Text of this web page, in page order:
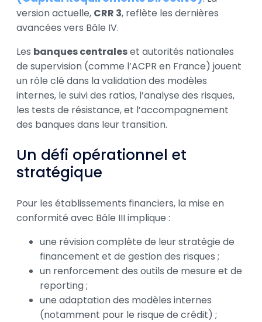
version actuelle, CRR 3, reflète les dernières
avancées vers Bâle IV.
Les banques centraleset autorités nationales
de supervision (comme l’ACPR en France) jouent
un rôle clé dans la validation des modèles
internes, le suivi des ratios, l’analyse des risques,
les tests de résistance, et l’accompagnement
des banques dans leur transition.
Un défi opérationnel et
stratégique
Pour les établissements financiers, la mise en
conformité avec Bâle III implique :
une révision complète de leur stratégie de
financement et de gestion des risques ;
un renforcement des outils de mesure et de
reporting ;
une adaptation des modèles internes
(notamment pour le risque de crédit) ;